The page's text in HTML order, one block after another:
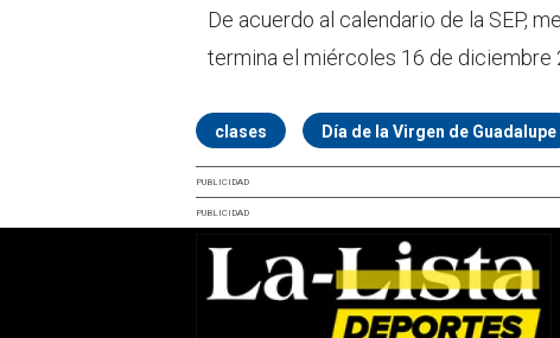
De acuerdo al calendario de la SEP,
termina el miércoles 16 de diciembre
clases Día de la Virgen de Guadalupe
PUBLICIDAD
PUBLICIDAD